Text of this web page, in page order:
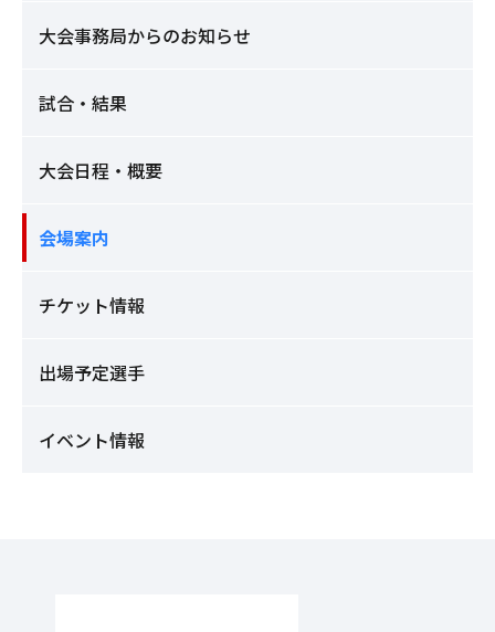
大会事務局からのお知らせ
試合・結果
大会日程・概要
会場案内
チケット情報
出場予定選手
イベント情報